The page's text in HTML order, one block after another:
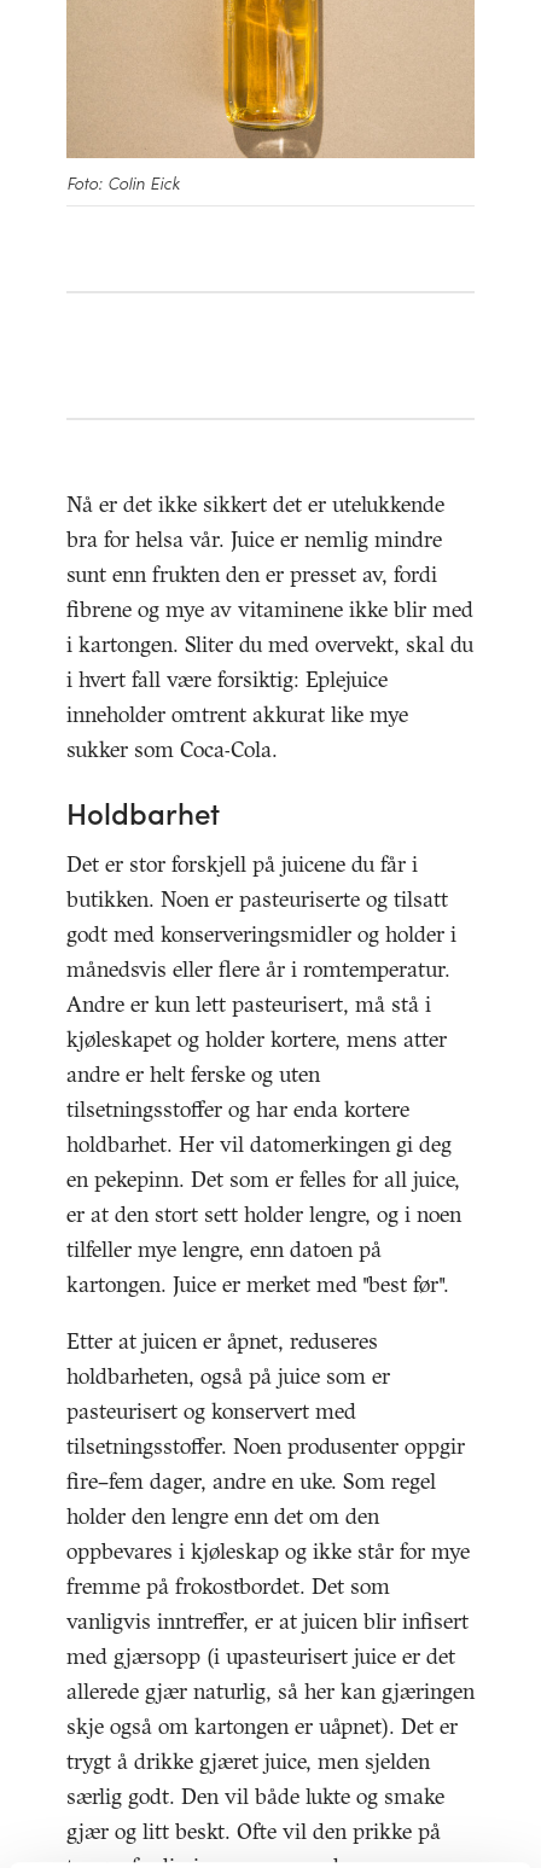
Foto: Colin Eick
Nå er det ikke sikkert det er utelukkende
bra for helsa vår. Juice er nemlig mindre
sunt enn frukten den er presset av, fordi
fibrene og mye av vitaminene ikke blir med
i kartongen. Sliter du med overvekt, skal du
i hvert fall være forsiktig: Eplejuice
inneholder omtrent akkurat like mye
sukker som Coca-Cola.
Holdbarhet
Det er stor forskjell på juicene du får i
butikken. Noen er pasteuriserte og tilsatt
godt med konserveringsmidler og holder i
månedsvis eller flere år i romtemperatur.
Andre er kun lett pasteurisert, må stå i
kjøleskapet og holder kortere, mens atter
andre er helt ferske og uten
tilsetningsstoffer og har enda kortere
holdbarhet. Her vil datomerkingen gi deg
en pekepinn. Det som er felles for all juice,
er at den stort sett holder lengre, og i noen
tilfeller mye lengre, enn datoen på
kartongen. Juice er merket med "best før".
Etter at juicen er åpnet, reduseres
holdbarheten, også på juice som er
pasteurisert og konservert med
tilsetningsstoffer. Noen produsenter oppgir
fire–fem dager, andre en uke. Som regel
holder den lengre enn det om den
oppbevares i kjøleskap og ikke står for mye
fremme på frokostbordet. Det som
vanligvis inntreffer, er at juicen blir infisert
med gjærsopp (i upasteurisert juice er det
allerede gjær naturlig, så her kan gjæringen
skje også om kartongen er uåpnet). Det er
trygt å drikke gjæret juice, men sjelden
særlig godt. Den vil både lukte og smake
gjær og litt beskt. Ofte vil den prikke på